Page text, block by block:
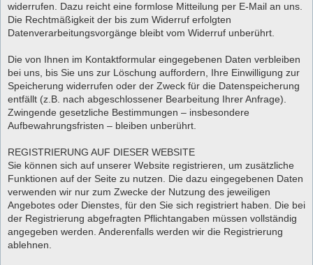
widerrufen. Dazu reicht eine formlose Mitteilung per E-Mail an uns.
Die Rechtmäßigkeit der bis zum Widerruf erfolgten
Datenverarbeitungsvorgänge bleibt vom Widerruf unberührt.
Die von Ihnen im Kontaktformular eingegebenen Daten verbleiben
bei uns, bis Sie uns zur Löschung auffordern, Ihre Einwilligung zur
Speicherung widerrufen oder der Zweck für die Datenspeicherung
entfällt (z.B. nach abgeschlossener Bearbeitung Ihrer Anfrage).
Zwingende gesetzliche Bestimmungen – insbesondere
Aufbewahrungsfristen – bleiben unberührt.
REGISTRIERUNG AUF DIESER WEBSITE
Sie können sich auf unserer Website registrieren, um zusätzliche
Funktionen auf der Seite zu nutzen. Die dazu eingegebenen Daten
verwenden wir nur zum Zwecke der Nutzung des jeweiligen
Angebotes oder Dienstes, für den Sie sich registriert haben. Die bei
der Registrierung abgefragten Pflichtangaben müssen vollständig
angegeben werden. Anderenfalls werden wir die Registrierung
ablehnen.